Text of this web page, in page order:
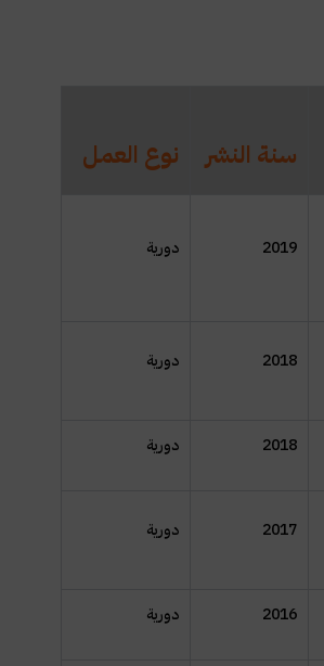
سنة النشر نوع العمل
2019 دورية
2018 دورية
2018 دورية
2017 دورية
2016 دورية